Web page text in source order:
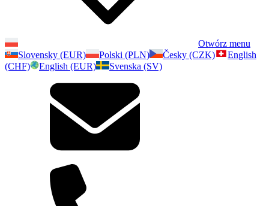
Otwórz menu
Slovensky (EUR)
Polski (PLN) Česky (CZK)
English
(CHF)
English (EUR) Svenska (SV)